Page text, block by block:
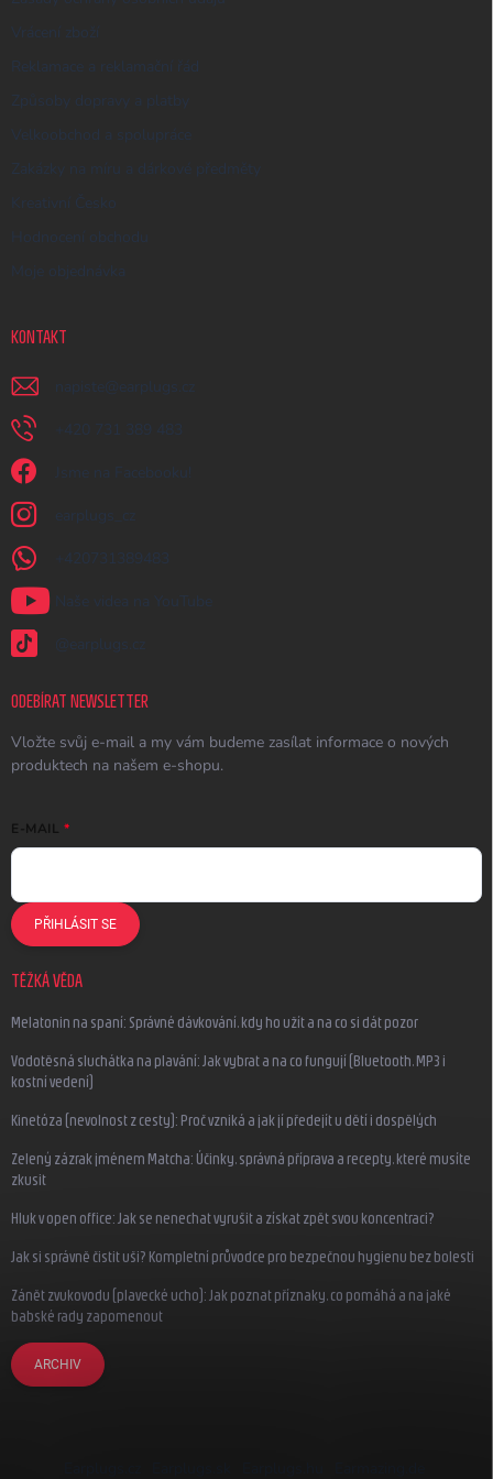
Vrácení zboží
Reklamace a reklamační řád
Způsoby dopravy a platby
Velkoobchod a spolupráce
Zakázky na míru a dárkové předměty
Kreativní Česko
Hodnocení obchodu
Moje objednávka
KONTAKT
napiste @ earplugs.cz
+420 731 389 483
Jsme na Facebooku!
earplugs_cz
+420731389483
Naše videa na YouTube
@earplugs.cz
ODEBÍRAT NEWSLETTER
Vložte svůj e-mail a my vám budeme zasílat informace o nových
produktech na našem e-shopu.
E-MAIL
PŘIHLÁSIT SE
TĚŽKÁ VĚDA
Melatonin na spaní: Správné dávkování, kdy ho užít a na co si dát pozor
Vodotěsná sluchátka na plavání: Jak vybrat a na co fungují (Bluetooth, MP3 i
kostní vedení)
Kinetóza (nevolnost z cesty): Proč vzniká a jak jí předejít u dětí i dospělých
Zelený zázrak jménem Matcha: Účinky, správná příprava a recepty, které musíte
zkusit
Hluk v open office: Jak se nenechat vyrušit a získat zpět svou koncentraci?
Jak si správně čistit uši? Kompletní průvodce pro bezpečnou hygienu bez bolesti
Zánět zvukovodu (plavecké ucho): Jak poznat příznaky, co pomáhá a na jaké
babské rady zapomenout
ARCHIV